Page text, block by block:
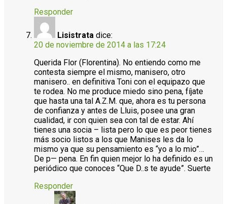
Responder
Lisistrata dice:
20 de noviembre de 2014 a las 17:24
Querida Flor (Florentina). No entiendo como me
contesta siempre el mismo, manisero, otro
manisero.. en definitiva Toni con el equipazo que
te rodea. No me produce miedo sino pena, fíjate
que hasta una tal A.Z.M. que, ahora es tu persona
de confianza y antes de Lluis, posee una gran
cualidad, ir con quien sea con tal de estar. Ahí
tienes una socia – lista pero lo que es peor tienes
más socio listos a los que Manises les da lo
mismo ya que su pensamiento es “yo a lo mio”…
De p— pena. En fin quien mejor lo ha definido es un
periódico que conoces “Que D..s te ayude”. Suerte
Responder